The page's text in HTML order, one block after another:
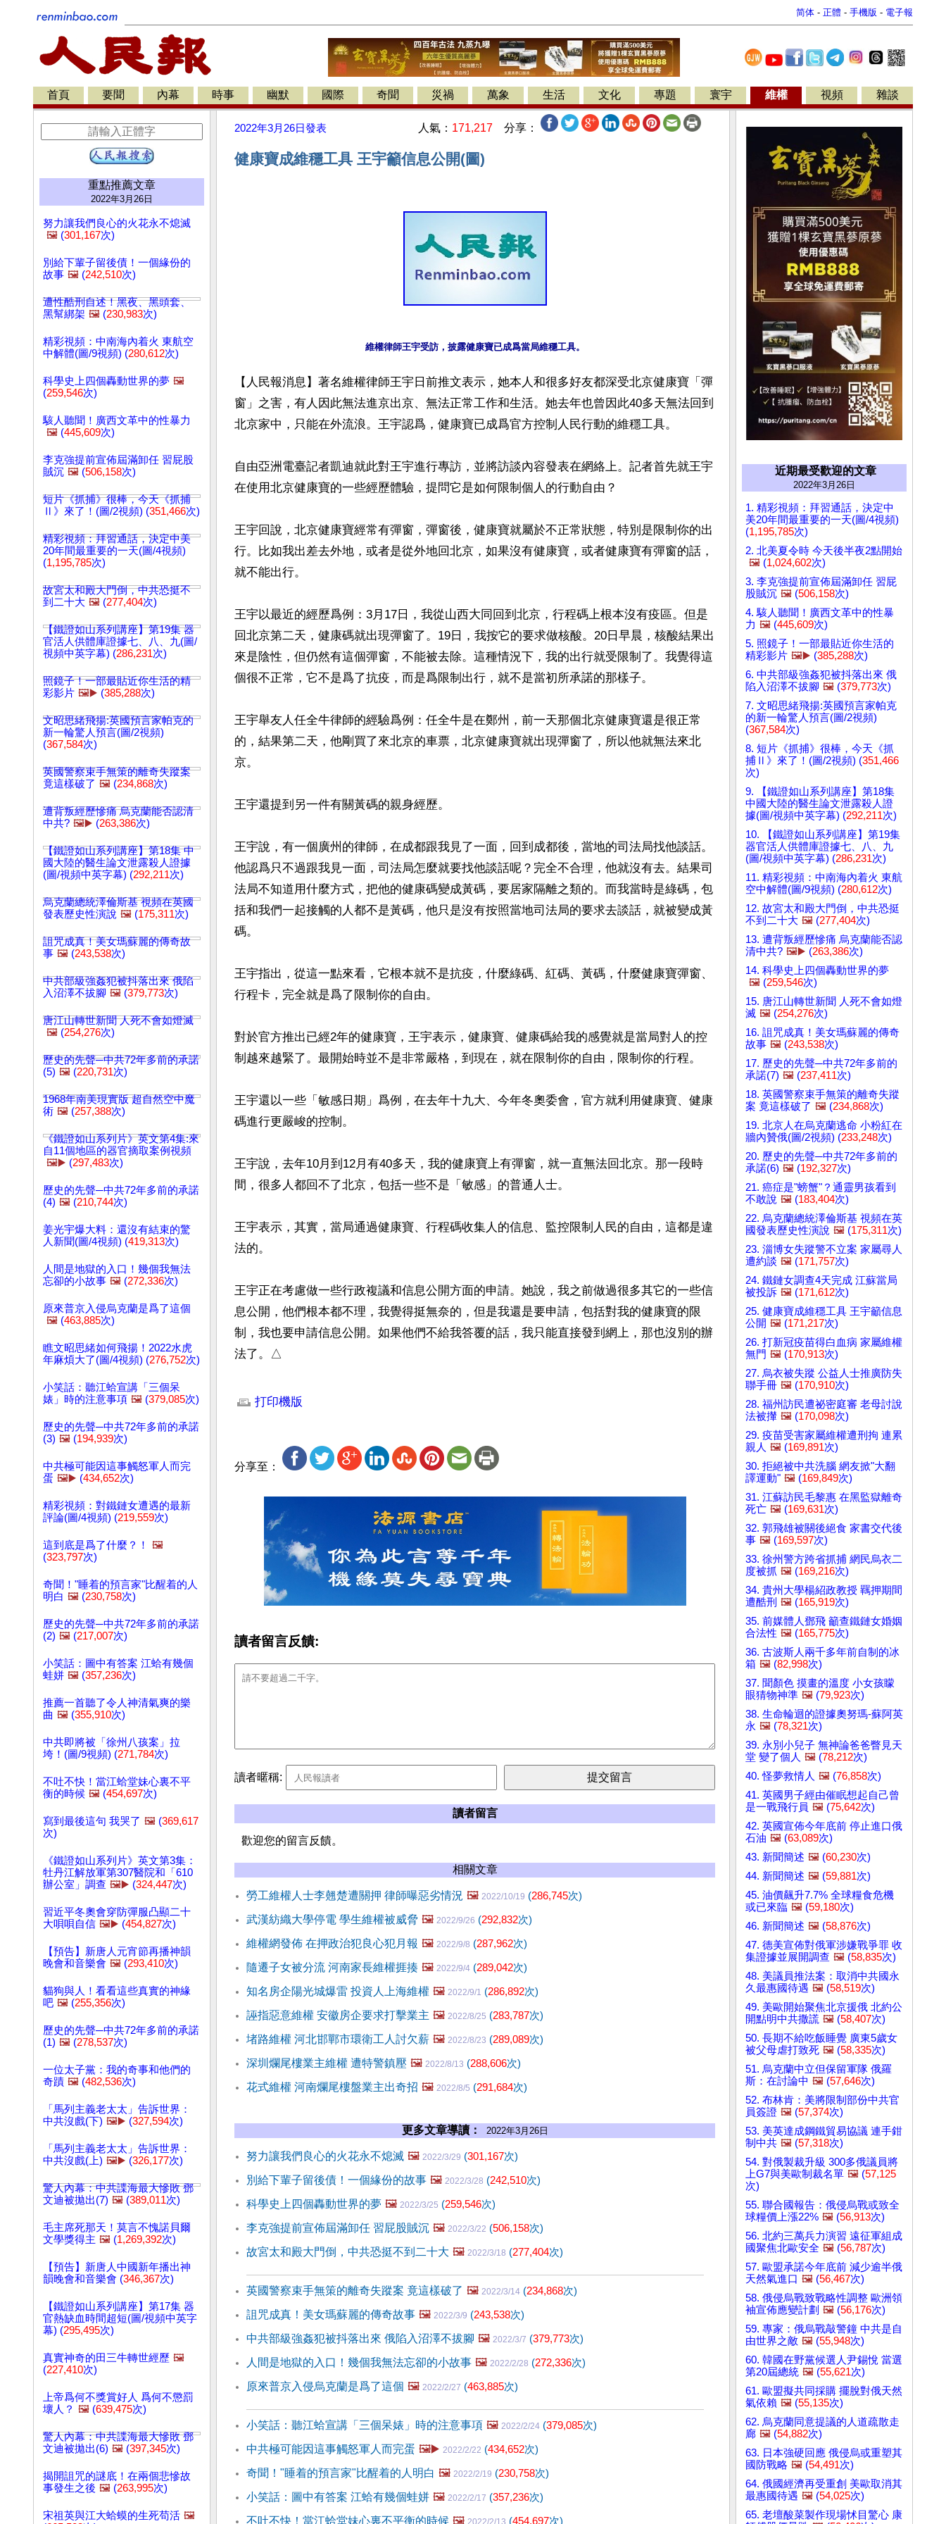
简体 - 正體 - 手機版 - 電子報
首頁 要聞 內幕 時事 幽默 國際 奇聞 災禍 萬象 生活 文化 專題 寰宇 維權 視頻 雜談
重點推薦文章
2022年3月26日
努力讓我們良心的火花永不熄滅
🖼️ (301,167次)
別給下輩子留後債！一個緣份的
故事 🖼️ (242,510次)
遭性酷刑自述！黑夜、黑頭套、
黑幫綁架 🖼️ (230,983次)
精彩視頻：中南海內着火 東航空
中解體(圖/9視頻) (280,612次)
科學史上四個轟動世界的夢 🖼️
(259,546次)
駭人聽聞！廣西文革中的性暴力
🖼️ (445,609次)
李克強提前宣佈屆滿卸任 習屁股
賊沉 🖼️ (506,158次)
短片《抓捕》很棒，今天《抓捕
Ⅱ》來了！(圖/2視頻) (351,466次)
精彩視頻：拜習通話，決定中美
20年間最重要的一天(圖/4視頻)
(1,195,785次)
故宮太和殿大門倒，中共恐挺不
到二十大 🖼️ (277,404次)
【鐵證如山系列講座】第19集 器
官活人供體庫證據七、八、九(圖/
視頻中英字幕) (286,231次)
照鏡子！一部最貼近你生活的精
彩影片 🖼️▶️ (385,288次)
文昭思緒飛揚:英國預言家帕克的
新一輪驚人預言(圖/2視頻)
(367,584次)
英國警察束手無策的離奇失蹤案
竟這樣破了 🖼️ (234,868次)
遭背叛經歷慘痛 烏克蘭能否認清
中共? 🖼️▶️ (263,386次)
【鐵證如山系列講座】第18集 中
國大陸的醫生論文泄露殺人證據
(圖/視頻中英字幕) (292,211次)
烏克蘭總統澤倫斯基 視頻在英國
發表歷史性演說 🖼️ (175,311次)
詛咒成真！美女瑪蘇麗的傳奇故
事 🖼️ (243,538次)
中共部級強姦犯被抖落出來 俄陷
入沼澤不拔腳 🖼️ (379,773次)
唐江山轉世新聞 人死不會如燈滅
🖼️ (254,276次)
歷史的先聲─中共72年多前的承諾
(5) 🖼️ (220,731次)
1968年南美現實版 超自然空中魔
術 🖼️ (257,388次)
《鐵證如山系列片》英文第4集:來
自11個地區的器官摘取案例視頻
🖼️▶️ (297,483次)
歷史的先聲─中共72年多前的承諾
(4) 🖼️ (210,744次)
姜光宇爆大料：還沒有結束的驚
人新聞(圖/4視頻) (419,313次)
人間是地獄的入口！幾個我無法
忘卻的小故事 🖼️ (272,336次)
原來普京入侵烏克蘭是爲了這個
🖼️ (463,885次)
瞧文昭思緒如何飛揚！2022水虎
年麻煩大了(圖/4視頻) (276,752次)
小笑話：聽江蛤宣講「三個呆
婊」時的注意事項 🖼️ (379,085次)
歷史的先聲─中共72年多前的承諾
(3) 🖼️ (194,939次)
中共極可能因這事觸怒軍人而完
蛋 🖼️▶️ (434,652次)
精彩視頻：對鐵鏈女遭遇的最新
評論(圖/4視頻) (219,559次)
這到底是爲了什麼？！
🖼️
(323,797次)
奇聞！"睡着的預言家"比醒着的人
明白 🖼️ (230,758次)
歷史的先聲─中共72年多前的承諾
(2) 🖼️ (217,007次)
小笑話：圖中有答案 江蛤有幾個
蛙姘 🖼️ (357,236次)
推薦一首聽了令人神清氣爽的樂
曲 🖼️ (355,910次)
中共即將被「徐州八孩案」拉
垮！(圖/9視頻) (271,784次)
不吐不快！當江蛤堂妹心裏不平
衡的時候 🖼️ (454,697次)
寫到最後這句 我哭了 🖼️ (369,617
次)
《鐵證如山系列片》英文第3集：
牡丹江解放軍第307醫院和「610
辦公室」調查 🖼️▶️ (324,447次)
習近平冬奧會穿防彈服凸顯二十
大唄唄自信 🖼️▶️ (454,827次)
【預告】新唐人元宵節再播神韻
晚會和音樂會 🖼️ (293,410次)
貓狗與人！看看這些真實的神緣
吧 🖼️ (255,356次)
歷史的先聲─中共72年多前的承諾
(1) 🖼️ (278,537次)
一位太子黨：我的奇事和他們的
奇蹟 🖼️ (482,536次)
「馬列主義老太太」告訴世界：
中共沒戲(下) 🖼️▶️ (327,594次)
「馬列主義老太太」告訴世界：
中共沒戲(上) 🖼️▶️ (326,177次)
驚人內幕：中共諜海最大慘敗 鄧
文迪被拋出(7) 🖼️ (389,011次)
毛主席死那天！莫言不愧諾貝爾
文學獎得主 🖼️ (1,269,392次)
【預告】新唐人中國新年播出神
韻晚會和音樂會 (346,367次)
【鐵證如山系列講座】第17集 器
官熱缺血時間超短(圖/視頻中英字
幕) (295,495次)
真實神奇的田三牛轉世經歷 🖼️
(227,410次)
上帝爲何不獎賞好人 爲何不懲罰
壞人？ 🖼️ (639,475次)
驚人內幕：中共諜海最大慘敗 鄧
文迪被拋出(6) 🖼️ (397,345次)
揭開詛咒的謎底！在兩個悲慘故
事發生之後 🖼️ (263,995次)
宋祖英與江大蛤蟆的生死苟活 🖼️
2022年3月26日發表 人氣： 171,217 分享：
健康寶成維穩工具 王宇籲信息公開(圖)
【人民報消息】著名維權律師王宇日前推文表示，她本人和很多好友都深受北京健康寶「彈
窗」之害，有人因此無法進京出京、無法正常工作和生活。她去年也曾因此40多天無法回到
北京家中，只能在外流浪。王宇認爲，健康寶已成爲官方控制人民行動的維穩工具。
自由亞洲電臺記者凱迪就此對王宇進行專訪，並將訪談內容發表在網絡上。記者首先就王宇
在使用北京健康寶的一些經歷體驗，提問它是如何限制個人的行動自由？
王宇回說，北京健康寶經常有彈窗，彈窗後，健康寶就屬於不正常狀態，特別是限制你的出
行。比如我出差去外地，或者是從外地回北京，如果沒有健康寶，或者健康寶有彈窗的話，
就不能出行。
王宇以最近的經歷爲例：3月17日，我從山西大同回到北京，行程碼上根本沒有疫區。但是
回北京第二天，健康碼就出現彈窗了。19日，我按它的要求做核酸。20日早晨，核酸結果出
來是陰性，但仍然有這個彈窗，不能被去除。這種情況下，我的出行就受限制了。我覺得這
個很不正常，它不是爲了抗疫，而是爲限制出行，就不是當初所承諾的那樣子。
王宇舉友人任全牛律師的經驗爲例：任全牛是在鄭州，前一天那個北京健康寶還是很正常
的，結果第二天，他剛買了來北京的車票，北京健康寶就出現彈窗了，所以他就無法來北
京。
王宇還提到另一件有關黃碼的親身經歷。
王宇說，有一個廣州的律師，在成都跟我見了一面，回到成都後，當地的司法局找他談話。
他認爲只不過跟我見一面，司法局怎麼就要找他談話呢？完全不合理，他就沒有去。結果司
法局不知道用什麼方式，把他的健康碼變成黃碼，要居家隔離之類的。而我當時是綠碼，包
括和我們一起接觸的人都不是黃碼，他只是沒有按照當地司法局的要求去談話，就被變成黃
碼。
王宇指出，從這一點來看，它根本就不是抗疫，什麼綠碼、紅碼、黃碼，什麼健康寶彈窗、
行程卡，完全就是爲了限制你的自由。
對於官方推出已經2年的健康寶，王宇表示，健康寶、健康碼給我的感覺就是當局對人的控
制越來越緊了。最開始時並不是非常嚴格，到現在，就在限制你的自由，限制你的行程。
王宇還以一些「敏感日期」爲例，在去年十九大、今年冬奧委會，官方就利用健康寶、健康
碼進行更嚴峻的控制。
王宇說，去年10月到12月有40多天，我的健康寶上有彈窗，就一直無法回北京。那一段時
間，很多人都回不了北京，包括一些不是「敏感」的普通人士。
王宇表示，其實，當局通過健康寶、行程碼收集人的信息、監控限制人民的自由，這都是違
法的。
王宇正在考慮做一些行政複議和信息公開方面的申請。她說，我之前做過很多其它的一些信
息公開，他們根本都不理，我覺得挺無奈的，但是我還是要申請，包括對我的健康寶的限
制，我也要申請信息公開。如果他們不給我答覆的話，我只能直接發到網上，那也沒別的辦
法了。△
打印機版
分享至：
讀者留言反饋:
讀者暱稱:
讀者留言
歡迎您的留言反饋。
相關文章
勞工維權人士李翹楚遭關押 律師曝惡劣情況 🖼️ 2022/10/19 (286,745次)
武漢紡織大學停電 學生維權被威脅 🖼️ 2022/9/26 (292,832次)
維權網發佈 在押政治犯良心犯月報 🖼️ 2022/9/8 (287,962次)
隨遷子女被分流 河南家長維權捱揍 🖼️ 2022/9/4 (289,042次)
知名房企陽光城爆雷 投資人上海維權 🖼️ 2022/9/1 (286,892次)
誣指惡意維權 安徽房企要求打擊業主 🖼️ 2022/8/25 (283,787次)
堵路維權 河北邯鄲市環衛工人討欠薪 🖼️ 2022/8/23 (289,089次)
深圳爛尾樓業主維權 遭特警鎮壓 🖼️ 2022/8/13 (288,606次)
花式維權 河南爛尾樓盤業主出奇招 🖼️ 2022/8/5 (291,684次)
更多文章導讀： 2022年3月26日
努力讓我們良心的火花永不熄滅 🖼️ 2022/3/29 (301,167次)
別給下輩子留後債！一個緣份的故事 🖼️ 2022/3/28 (242,510次)
科學史上四個轟動世界的夢 🖼️ 2022/3/25 (259,546次)
李克強提前宣佈屆滿卸任 習屁股賊沉 🖼️ 2022/3/22 (506,158次)
故宮太和殿大門倒，中共恐挺不到二十大 🖼️ 2022/3/18 (277,404次)
英國警察束手無策的離奇失蹤案 竟這樣破了 🖼️ 2022/3/14 (234,868次)
詛咒成真！美女瑪蘇麗的傳奇故事 🖼️ 2022/3/9 (243,538次)
中共部級強姦犯被抖落出來 俄陷入沼澤不拔腳 🖼️ 2022/3/7 (379,773次)
人間是地獄的入口！幾個我無法忘卻的小故事 🖼️ 2022/2/28 (272,336次)
原來普京入侵烏克蘭是爲了這個 🖼️ 2022/2/27 (463,885次)
小笑話：聽江蛤宣講「三個呆婊」時的注意事項 🖼️ 2022/2/24 (379,085次)
中共極可能因這事觸怒軍人而完蛋 🖼️▶️ 2022/2/22 (434,652次)
奇聞！"睡着的預言家"比醒着的人明白 🖼️ 2022/2/19 (230,758次)
小笑話：圖中有答案 江蛤有幾個蛙姘 🖼️ 2022/2/17 (357,236次)
不吐不快！當江蛤堂妹心裏不平衡的時候 🖼️ 2022/2/13 (454,697次)
近期最受歡迎的文章
2022年3月26日
1. 精彩視頻：拜習通話，決定中
美20年間最重要的一天(圖/4視頻)
(1,195,785次)
2. 北美夏令時 今天後半夜2點開始
🖼️ (1,024,602次)
3. 李克強提前宣佈屆滿卸任 習屁
股賊沉 🖼️ (506,158次)
4. 駭人聽聞！廣西文革中的性暴
力 🖼️ (445,609次)
5. 照鏡子！一部最貼近你生活的
精彩影片 🖼️▶️ (385,288次)
6. 中共部級強姦犯被抖落出來 俄
陷入沼澤不拔腳 🖼️ (379,773次)
7. 文昭思緒飛揚:英國預言家帕克
的新一輪驚人預言(圖/2視頻)
(367,584次)
8. 短片《抓捕》很棒，今天《抓
捕Ⅱ》來了！(圖/2視頻) (351,466
次)
9. 【鐵證如山系列講座】第18集
中國大陸的醫生論文泄露殺人證
據(圖/視頻中英字幕) (292,211次)
10. 【鐵證如山系列講座】第19集
器官活人供體庫證據七、八、九
(圖/視頻中英字幕) (286,231次)
11. 精彩視頻：中南海內着火 東航
空中解體(圖/9視頻) (280,612次)
12. 故宮太和殿大門倒，中共恐挺
不到二十大 🖼️ (277,404次)
13. 遭背叛經歷慘痛 烏克蘭能否認
清中共? 🖼️▶️ (263,386次)
14. 科學史上四個轟動世界的夢
🖼️ (259,546次)
15. 唐江山轉世新聞 人死不會如燈
滅 🖼️ (254,276次)
16. 詛咒成真！美女瑪蘇麗的傳奇
故事 🖼️ (243,538次)
17. 歷史的先聲─中共72年多前的
承諾(7) 🖼️ (237,411次)
18. 英國警察束手無策的離奇失蹤
案 竟這樣破了 🖼️ (234,868次)
19. 北京人在烏克蘭逃命 小粉紅在
牆內贊俄(圖/2視頻) (233,248次)
20. 歷史的先聲─中共72年多前的
承諾(6) 🖼️ (192,327次)
21. 癌症是"螃蟹"？通靈男孩看到
不敢說 🖼️ (183,404次)
22. 烏克蘭總統澤倫斯基 視頻在英
國發表歷史性演說 🖼️ (175,311次)
23. 淄博女失蹤警不立案 家屬尋人
遭約談 🖼️ (171,757次)
24. 鐵鏈女調查4天完成 江蘇當局
被投訴 🖼️ (171,612次)
25. 健康寶成維穩工具 王宇籲信息
公開 🖼️ (171,217次)
26. 打新冠疫苗得白血病 家屬維權
無門 🖼️ (170,913次)
27. 烏衣被失蹤 公益人士推廣防失
聯手冊 🖼️ (170,910次)
28. 福州訪民遭祕密庭審 老母討說
法被攆 🖼️ (170,098次)
29. 疫苗受害家屬維權遭刑拘 連累
親人 🖼️ (169,891次)
30. 拒絕被中共洗腦 網友掀"大翻
譯運動" 🖼️ (169,849次)
31. 江蘇訪民毛黎惠 在黑監獄離奇
死亡 🖼️ (169,631次)
32. 郭飛雄被關後絕食 家書交代後
事 🖼️ (169,597次)
33. 徐州警方跨省抓捕 網民烏衣二
度被抓 🖼️ (169,216次)
34. 貴州大學楊紹政教授 羈押期間
遭酷刑 🖼️ (165,919次)
35. 前媒體人鄧飛 籲查鐵鏈女婚姻
合法性 🖼️ (165,775次)
36. 古波斯人兩千多年前自制的冰
箱 🖼️ (82,998次)
37. 聞顏色 摸畫的溫度 小女孩矇
眼猜物神準 🖼️ (79,923次)
38. 生命輪迴的證據奧努瑪-蘇阿英
永 🖼️ (78,321次)
39. 永別小兒子 無神論爸爸瞥見天
堂 變了個人 🖼️ (78,212次)
40. 怪夢救情人 🖼️ (76,858次)
41. 英國男子經由催眠想起自己曾
是一戰飛行員 🖼️ (75,642次)
42. 英國宣佈今年底前 停止進口俄
石油 🖼️ (63,089次)
43. 新聞簡述 🖼️ (60,230次)
44. 新聞簡述 🖼️ (59,881次)
45. 油價飆升7.7% 全球糧食危機
或已來臨 🖼️ (59,180次)
46. 新聞簡述 🖼️ (58,876次)
47. 德美宣佈對俄軍涉嫌戰爭罪 收
集證據並展開調查 🖼️ (58,835次)
48. 美議員推法案：取消中共國永
久最惠國待遇 🖼️ (58,519次)
49. 美歐開始聚焦北京援俄 北約公
開點明中共撒謊 🖼️ (58,407次)
50. 長期不給吃飯睡覺 廣東5歲女
被父母虐打致死 🖼️ (58,335次)
51. 烏克蘭中立但保留軍隊 俄羅
斯：在討論中 🖼️ (57,646次)
52. 布林肯：美將限制部份中共官
員簽證 🖼️ (57,374次)
53. 美英達成鋼鐵貿易協議 連手鉗
制中共 🖼️ (57,318次)
54. 對俄製裁升級 300多俄議員將
上G7與美歐制裁名單 🖼️ (57,125
次)
55. 聯合國報告：俄侵烏戰或致全
球糧價上漲22% 🖼️ (56,913次)
56. 北約三萬兵力演習 遠征軍組成
國聚焦北歐安全 🖼️ (56,787次)
57. 歐盟承諾今年底前 減少逾半俄
天然氣進口 🖼️ (56,467次)
58. 俄侵烏戰致戰略性調整 歐洲領
袖宣佈應變計劃 🖼️ (56,176次)
59. 專家：俄烏戰敲警鐘 中共是自
由世界之敵 🖼️ (55,948次)
60. 韓國在野黨候選人尹錫悅 當選
第20屆總統 🖼️ (55,621次)
61. 歐盟擬共同採購 擺脫對俄天然
氣依賴 🖼️ (55,135次)
62. 烏克蘭同意提議的人道疏散走
廊 🖼️ (54,882次)
63. 日本強硬回應 俄侵烏或重塑其
國防戰略 🖼️ (54,491次)
64. 俄國經濟再受重創 美歐取消其
最惠國待遇 🖼️ (54,025次)
65. 老壇酸菜製作現場怵目驚心 康